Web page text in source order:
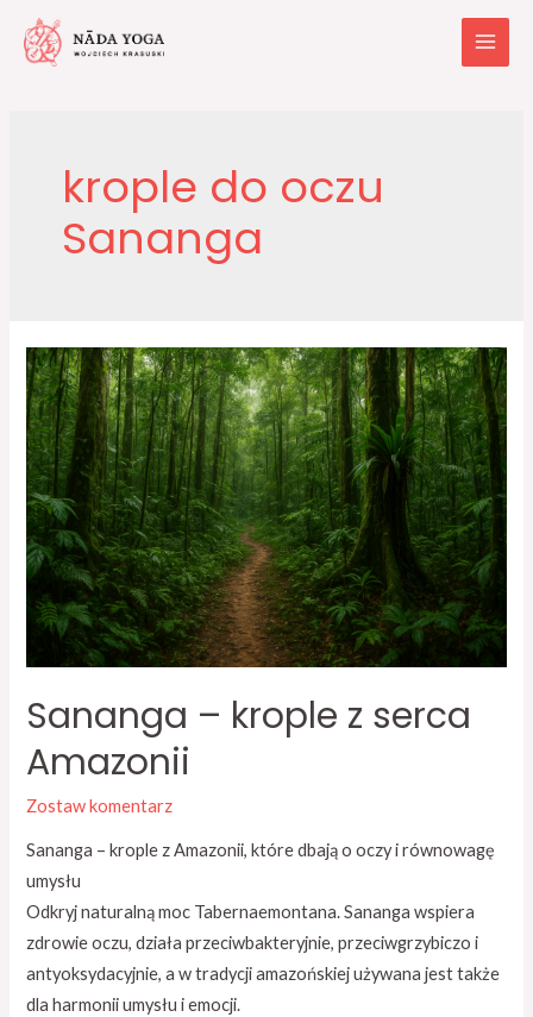
krople do oczu
Sananga
Sananga – krople z serca
Amazonii
Zostaw komentarz
Sananga – krople z Amazonii, które dbają o oczy i równowagę
umysłu
Odkryj naturalną moc Tabernaemontana. Sananga wspiera
zdrowie oczu, działa przeciwbakteryjnie, przeciwgrzybiczo i
antyoksydacyjnie, a w tradycji amazońskiej używana jest także
dla harmonii umysłu i emocji.